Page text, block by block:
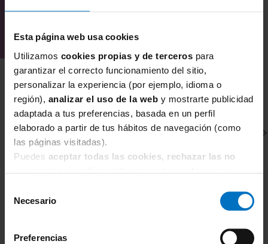
Esta página web usa cookies
Utilizamos cookies propias y de terceros para
garantizar el correcto funcionamiento del sitio,
personalizar la experiencia (por ejemplo, idioma o
región), analizar el uso de la web y mostrarte publicidad
adaptada a tus preferencias, basada en un perfil
elaborado a partir de tus hábitos de navegación (como
las páginas visitadas).
Puedes aceptar todas las cookies, rechazar las no
Necesario
Preferencias
Essentials en Inimar?
En Inimar estamos especializados en
lencería y corsetería, seleccionando
productos que ofrecen un ajuste
perfecto, comodidad y calidad, pensados
para el día a día de cada mujer.
Si buscas un tanga cómodo, suave y con
un ajuste perfecto para el día a día, el
sentirte a gusto y segura durante todo el
día.
5400